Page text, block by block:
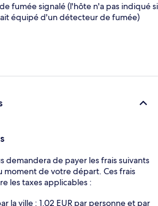
fumée signalé (l'hôte n'a pas indiqué si
équipé d'un détecteur de fumée)
demandera de payer les frais suivants
moment de votre départ. Ces frais
les taxes applicables :
la ville : 1.02 EUR par personne et par